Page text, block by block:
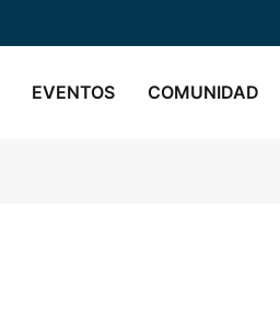
EVENTOS COMUNIDAD